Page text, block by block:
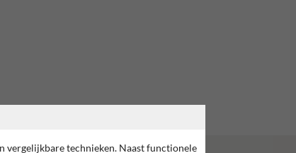
vergelijkbare technieken. Naast functionele